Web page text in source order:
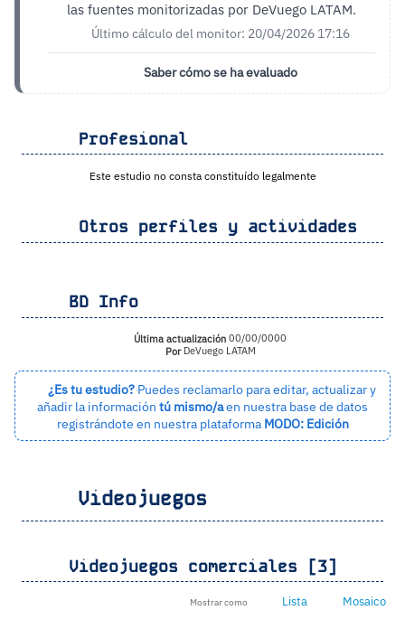
las fuentes monitorizadas por DeVuego LATAM.
Último cálculo del monitor: 20/04/2026 17:16
Saber cómo se ha evaluado
Profesional
Este estudio no consta constituído legalmente
Otros perfiles y actividades
BD Info
Última actualización 00/00/0000
PorDeVuego LATAM
¿Es tu estudio? Puedes reclamarlo para editar, actualizar y
añadir la información tú mismo/aen nuestra base de datos
registrándote en nuestra plataforma MODO: Edición
Videojuegos
Videojuegos comerciales [3]
Mostrar como Lista Mosaico